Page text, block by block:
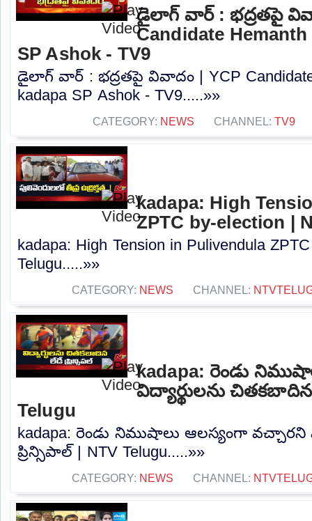
డైలాగ్ వార్ : భద్రతపై
Candidate
SP Ashok - TV9
డైలాగ్ వార్ : భద్రతపై వివాదం | YCP Candidate
kadapa SP Ashok - TV9.....»»
CATEGORY: NEWS CHANNEL: TV9
kadapa: High
ZPTC by-election |
kadapa: High Tension in Pulivendula
Telugu.....»»
CATEGORY: NEWS CHANNEL:
kadapa: రెండు
విద్యార్థులను చితకబాదిన
Telugu
kadapa: రెండు నిముషాలు ఆలస్యంగా
ప్రిన్సిపాల్ | NTV Telugu.....»»
CATEGORY: NEWS CHANNEL: